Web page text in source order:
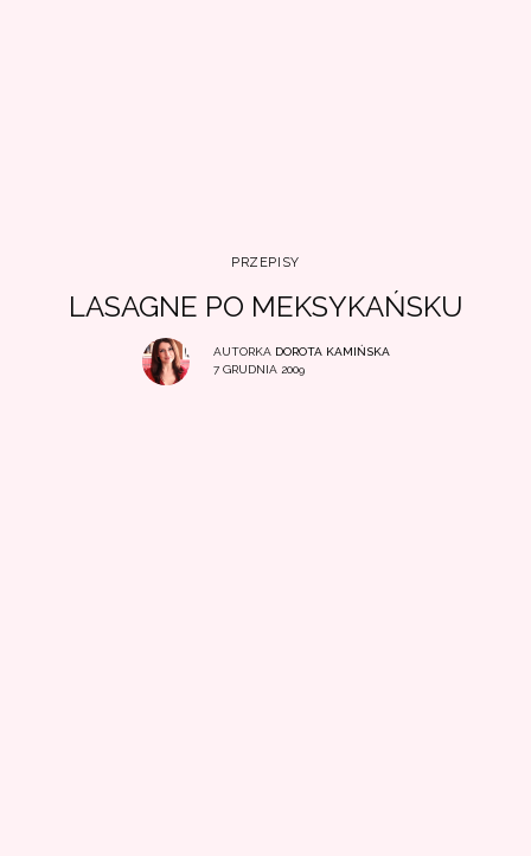
PRZEPISY
LASAGNE PO MEKSYKAŃSKU
AUTORKA DOROTA KAMIŃSKA
7 GRUDNIA 2009